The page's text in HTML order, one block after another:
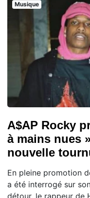
Musique
A$AP Rocky
à mains nues
nouvelle
En pleine promotion
a été interrogé sur